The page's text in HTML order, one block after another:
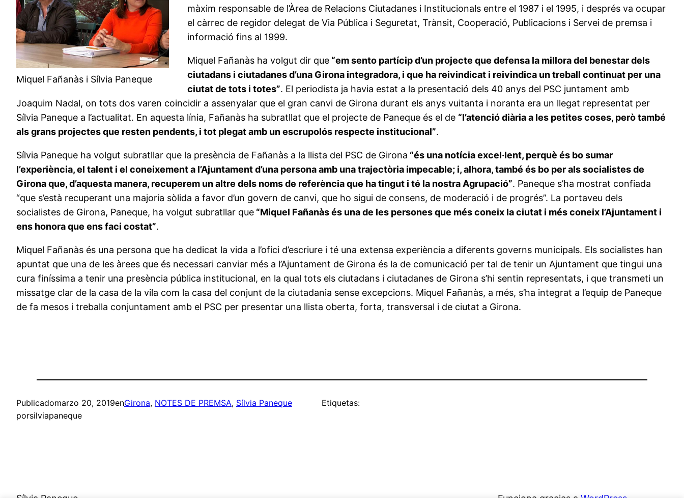
Miquel Fañanàs i Sílvia Paneque
màxim responsable de l’Àrea de Relacions Ciutadanes i Institucionals entre el 1987 i el 1995, i després va ocupar
el càrrec de regidor delegat de Via Pública i Seguretat, Trànsit, Cooperació, Publicacions i Servei de premsa i
informació fins al 1999.
Miquel Fañanàs ha volgut dir que “em sento partícip d’un projecte que defensa la millora del benestar dels
ciutadans i ciutadanes d’una Girona integradora, i que ha reivindicat i reivindica un treball continuat per una
ciutat de tots i totes”. El periodista ja havia estat a la presentació dels 40 anys del PSC juntament amb
Joaquim Nadal, on tots dos varen coincidir a assenyalar que el gran canvi de Girona durant els anys vuitanta i noranta era un llegat representat per
Sílvia Paneque a l’actualitat. En aquesta línia, Fañanàs ha subratllat que el projecte de Paneque és el de “l’atenció diària a les petites coses, però també
als grans projectes que resten pendents, i tot plegat amb un escrupolós respecte institucional”.
Sílvia Paneque ha volgut subratllar que la presència de Fañanàs a la llista del PSC de Girona “és una notícia excel·lent, perquè és bo sumar
l’experiència, el talent i el coneixement a l’Ajuntament d’una persona amb una trajectòria impecable; i, alhora, també és bo per als socialistes de
Girona que, d’aquesta manera, recuperem un altre dels noms de referència que ha tingut i té la nostra Agrupació”. Paneque s’ha mostrat confiada
“que s’està recuperant una majoria sòlida a favor d’un govern de canvi, que ho sigui de consens, de moderació i de progrés”. La portaveu dels
socialistes de Girona, Paneque, ha volgut subratllar que “Miquel Fañanàs és una de les persones que més coneix la ciutat i més coneix l’Ajuntament i
ens honora que ens faci costat”.
Miquel Fañanàs és una persona que ha dedicat la vida a l’ofici d’escriure i té una extensa experiència a diferents governs municipals. Els socialistes han
apuntat que una de les àrees que és necessari canviar més a l’Ajuntament de Girona és la de comunicació per tal de tenir un Ajuntament que tingui una
cura finíssima a tenir una presència pública institucional, en la qual tots els ciutadans i ciutadanes de Girona s’hi sentin representats, i que transmeti un
missatge clar de la casa de la vila com la casa del conjunt de la ciutadania sense excepcions. Miquel Fañanàs, a més, s’ha integrat a l’equip de Paneque
de fa mesos i treballa conjuntament amb el PSC per presentar una llista oberta, forta, transversal i de ciutat a Girona.
Publicadomarzo 20, 2019enGirona, NOTES DE PREMSA, Sílvia Paneque
porsilviapaneque
Etiquetas: